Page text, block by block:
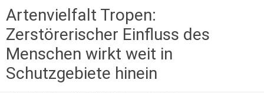
Artenvielfalt Tropen:
Zerstörerischer Einfluss des
Menschen wirkt weit in
Schutzgebiete hinein